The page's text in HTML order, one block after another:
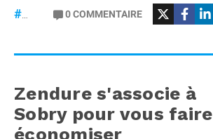
#ChatGPT 0COMMENTAIRE
Zendure s'associe à
Sobry pour vous faire
économiser